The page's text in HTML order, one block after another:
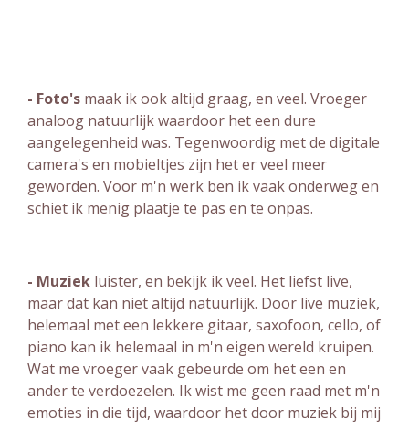
- Foto's maak ik ook altijd graag, en veel. Vroeger
analoog natuurlijk waardoor het een dure
aangelegenheid was. Tegenwoordig met de digitale
camera's en mobieltjes zijn het er veel meer
geworden. Voor m'n werk ben ik vaak onderweg en
schiet ik menig plaatje te pas en te onpas.
- Muziek luister, en bekijk ik veel. Het liefst live,
maar dat kan niet altijd natuurlijk. Door live muziek,
helemaal met een lekkere gitaar, saxofoon, cello, of
piano kan ik helemaal in m'n eigen wereld kruipen.
Wat me vroeger vaak gebeurde om het een en
ander te verdoezelen. Ik wist me geen raad met m'n
emoties in die tijd, waardoor het door muziek bij mij